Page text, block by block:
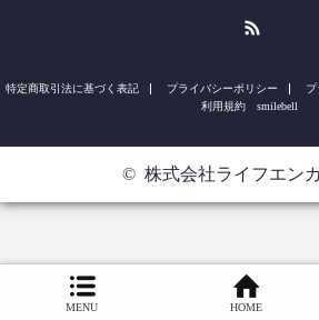
特定商取引法に基づく表記 プライバシーポリシー
利用規約 smilebell
MENU HOME
© 株式会社ライフエン